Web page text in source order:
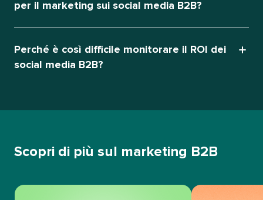
per il marketing sui social media B2B?​​
Perché è così difficile monitorare il ROI dei
social media B2B?​​
Scopri di più sul marketing B2B​​